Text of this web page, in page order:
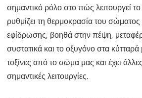
σημαντικό ρόλο στο πώς λειτουργεί
ρυθμίζει τη θερμοκρασία του
εφίδρωσης, βοηθά στην πέψη,
συστατικά και το οξυγόνο στα κύτταρά
τοξίνες από το σώμα μας και έχει
σημαντικές λειτουργίες.